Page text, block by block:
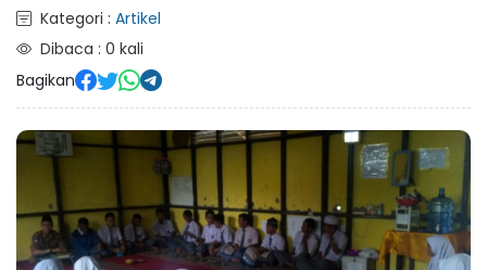
Kategori : Artikel
Dibaca : 0 kali
Bagikan